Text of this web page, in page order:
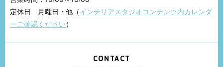
定休日 月曜日・他（インテリアスタジオコンテンツ内カレンダ
ーご確認ください）
CONTACT